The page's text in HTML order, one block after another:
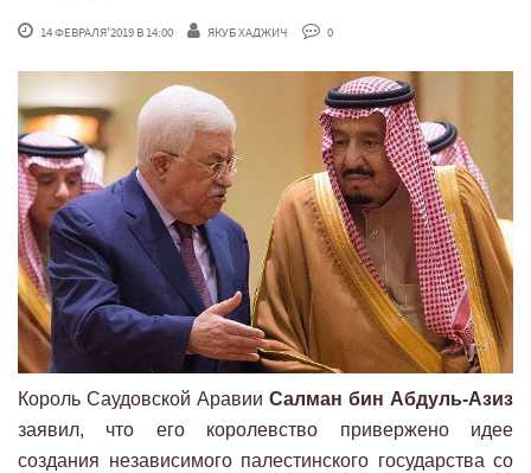
14 ФЕВРАЛЯ'2019 В 14:00 ЯКУБ ХАДЖИЧ 0
Король Саудовской Аравии Салман бин Абдуль-Азиз
заявил, что его королевство привержено идее
создания независимого палестинского государства со